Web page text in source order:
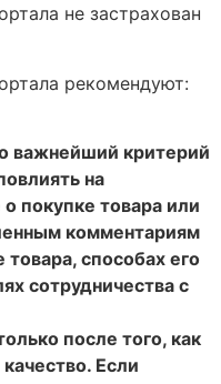
не застрахован
рекомендуют:
важнейший критерий
на
покупке товара или
комментариям
товара, способах его
сотрудничества с
после того, как
Если